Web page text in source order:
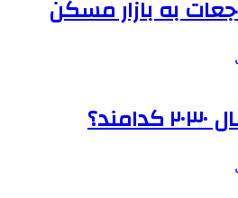
به بازار مسکن